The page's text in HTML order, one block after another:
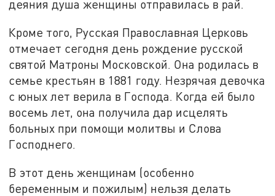
деяния душа женщины отправилась в рай.
Кроме того, Русская Православная Церковь
отмечает сегодня день рождение русской
святой Матроны Московской. Она родилась в
семье крестьян в 1881 году. Незрячая девочка
с юных лет верила в Господа. Когда ей было
восемь лет, она получила дар исцелять
больных при помощи молитвы и Слова
Господнего.
В этот день женщинам (особенно
беременным и пожилым) нельзя делать